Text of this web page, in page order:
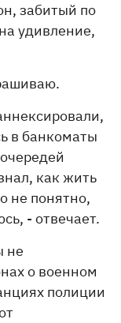
забитый по
удивление,
в банкоматы
как жить
не понятно,
- отвечает.
не
о военном
полиции